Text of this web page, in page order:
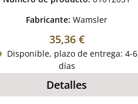
Fabricante: Wamsler
Precio normal:
35,36 €
Disponible, plazo de entrega: 4-6
días
Detalles